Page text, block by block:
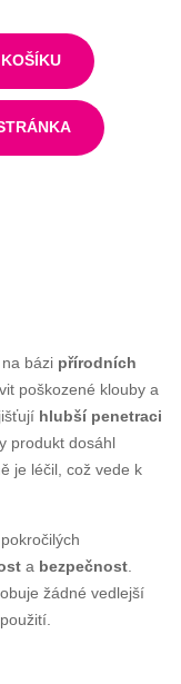
bázi přírodních
poškozené klouby a
hlubší penetraci
produkt dosáhl
je léčil, což vede k
a bezpečnost.
žádné vedlejší